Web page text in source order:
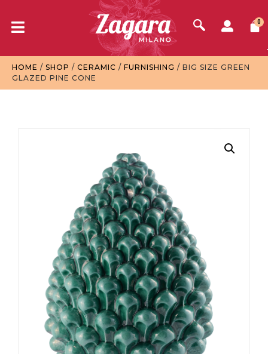
0
HOME / SHOP / CERAMIC / FURNISHING / BIG SIZE GREEN
GLAZED PINE CONE